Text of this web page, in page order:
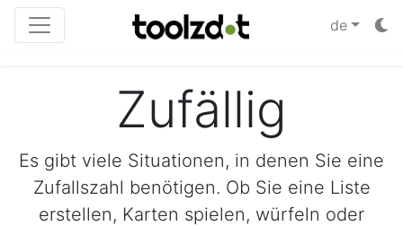
de
Zufällig
Es gibt viele Situationen, in denen Sie eine
Zufallszahl benötigen. Ob Sie eine Liste
erstellen, Karten spielen, würfeln oder